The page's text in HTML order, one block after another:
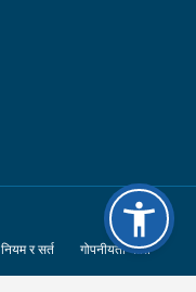
नियम र सर्त
गोपनीयता नीति